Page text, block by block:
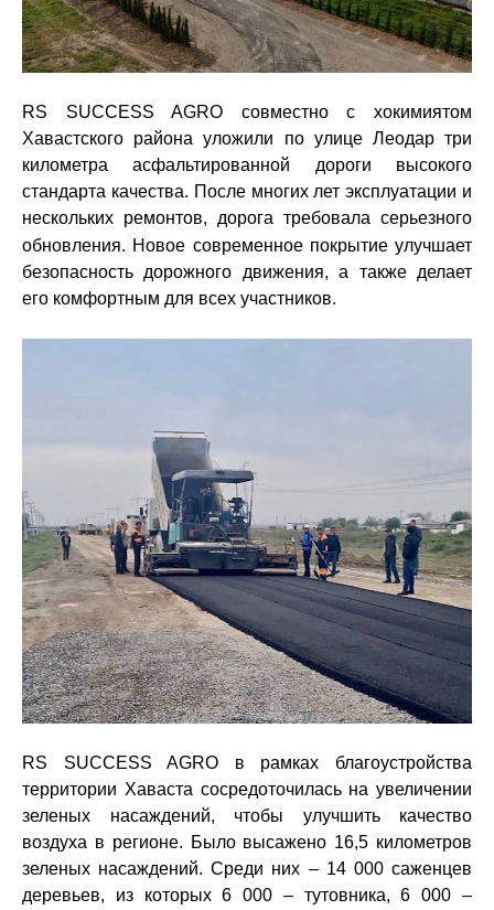
RS SUCCESS AGRO совместно с хокимиятом
Хавастского районауложили по улице Леодар три
километра асфальтированной дороги высокого
стандарта качества. После многих лет эксплуатации и
нескольких ремонтов, дорога требовала серьезного
обновления. Новое современное покрытие улучшает
безопасность дорожного движения, а также делает
его комфортным для всех участников.
RS SUCCESS AGRO в рамках благоустройства
территории Хаваста сосредоточилась на увеличении
зеленых насаждений, чтобы улучшить качество
воздуха в регионе. Было высажено 16,5 километров
зеленых насаждений. Среди них – 14 000 саженцев
деревьев, из которых 6 000 – тутовника, 6 000 –